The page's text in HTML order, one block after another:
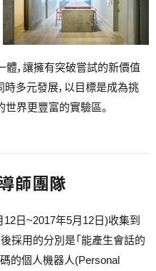
體，讓擁有突破嘗試的新價值
時多元發展，以目標是成為挑
界更豐富的實驗區。
師團隊
日~2017年5月12日)收集到
採用的分別是「能產生會話的
碼的個人機器人(Personal